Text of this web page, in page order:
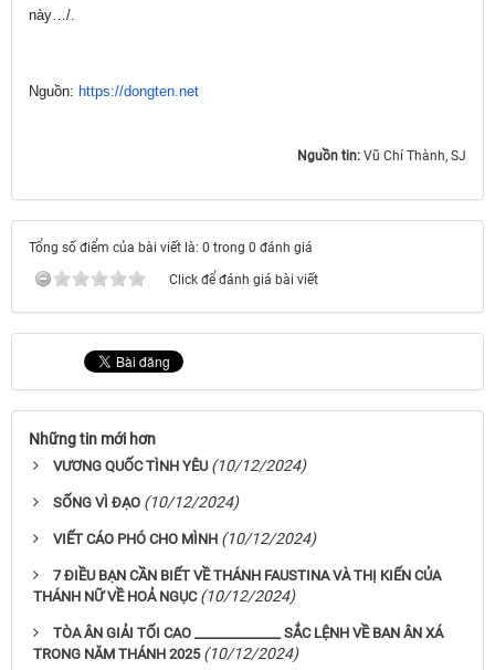
này…/.
Nguồn: https://dongten.net
Nguồn tin: Vũ Chí Thành, SJ
Tổng số điểm của bài viết là: 0 trong 0 đánh giá
Click để đánh giá bài viết
Những tin mới hơn
VƯƠNG QUỐC TÌNH YÊU (10/12/2024)
SỐNG VÌ ĐẠO (10/12/2024)
VIẾT CÁO PHÓ CHO MÌNH (10/12/2024)
7 ĐIỀU BẠN CẦN BIẾT VỀ THÁNH FAUSTINA VÀ THỊ KIẾN CỦA
THÁNH NỮ VỀ HOẢ NGỤC (10/12/2024)
TÒA ÂN GIẢI TỐI CAO _____________ SẮC LỆNH VỀ BAN ÂN XÁ
TRONG NĂM THÁNH 2025 (10/12/2024)